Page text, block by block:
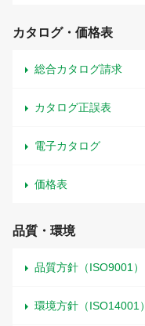
カタログ・価格表
総合カタログ請求
カタログ正誤表
電子カタログ
価格表
品質・環境
品質方針（ISO9001）
環境方針（ISO14001）